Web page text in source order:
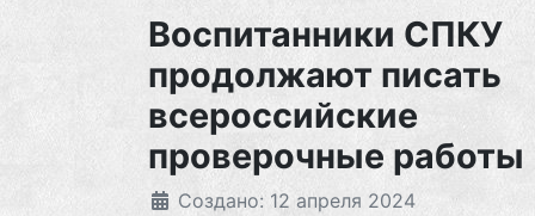
Воспитанники СПКУ
продолжают писать
всероссийские
проверочные работы
Создано: 12 апреля 2024